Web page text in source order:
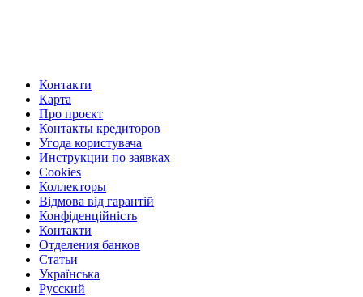
Контакти
Карта
Про проєкт
Контакты кредиторов
Угода користувача
Инструкции по заявках
Cookies
Коллекторы
Відмова від гарантій
Конфіденційність
Контакти
Отделения банков
Статьи
Українська
Русский